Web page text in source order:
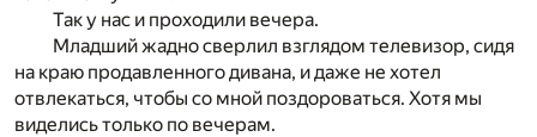
Так у нас и проходили вечера.
Младший жадно сверлил взглядом телевизор, сидя
на краю продавленного дивана, и даже не хотел
отвлекаться, чтобы со мной поздороваться. Хотя мы
виделись только по вечерам.